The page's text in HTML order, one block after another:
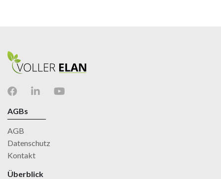
AGBs
AGB
Datenschutz
Kontakt
Überblick